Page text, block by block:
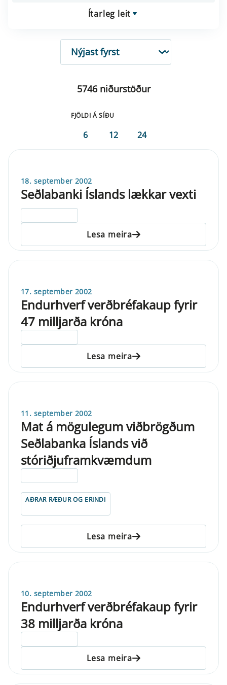
Ítarleg leit
RÖÐUN
5746 niðurstöður
FJÖLDI Á SÍÐU
6 12 24
18. september 2002
Seðlabanki Íslands lækkar vexti
Lesa meira
17. september 2002
Endurhverf verðbréfakaup fyrir
47 milljarða króna
Lesa meira
11. september 2002
Mat á mögulegum viðbrögðum
Seðlabanka Íslands við
stóriðjuframkvæmdum
AÐRAR RÆÐUR OG ERINDI
Lesa meira
10. september 2002
Endurhverf verðbréfakaup fyrir
38 milljarða króna
Lesa meira